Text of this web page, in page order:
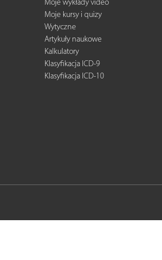
Moje kursy i quizy
Wytyczne
Artykuły naukowe
Kalkulatory
Klasyfikacja ICD-9
Klasyfikacja ICD-10